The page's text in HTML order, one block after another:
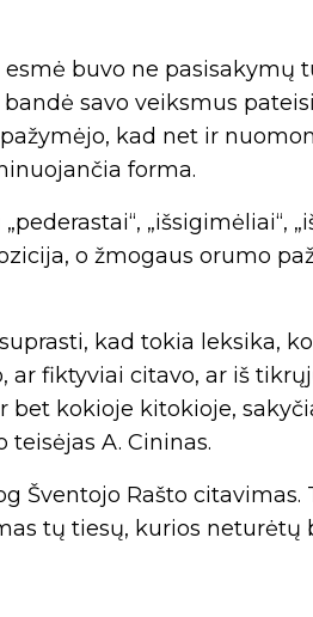
buvo ne pasisakymų
savo veiksmus
kad net ir
forma.
„išsigimėliai“,
o žmogaus orumo
kad tokia leksika,
ar fiktyviai citavo, ar iš
kokioje kitokioje,
A. Cininas.
Šventojo Rašto citavimas.
tų tiesų, kurios